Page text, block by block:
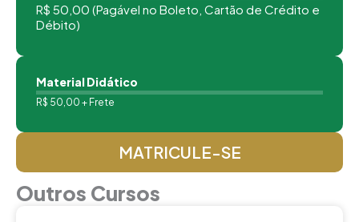
R$ 50,00 (Pagável no Boleto, Cartão de Crédito e
Débito)
Material Didático
R$ 50,00 + Frete
MATRICULE-SE
Outros Cursos